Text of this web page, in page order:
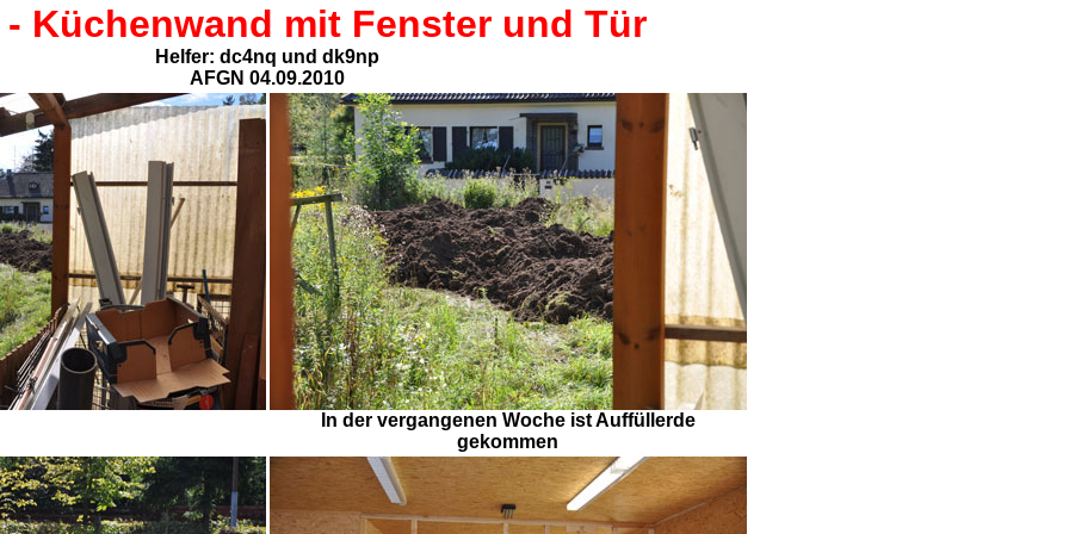
Küchenwand mit Fenster und Tür
Helfer: dc4nq und dk9np
AFGN 04.09.2010
In der vergangenen Woche ist Auffüllerde
gekommen